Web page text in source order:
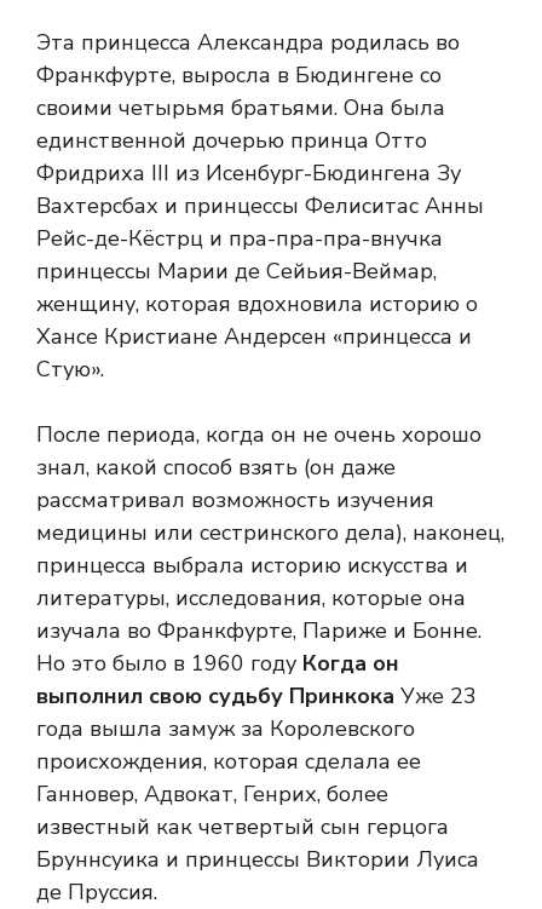
Эта принцесса Александра родилась во
Франкфурте, выросла в Бюдингене со
своими четырьмя братьями. Она была
единственной дочерью принца Отто
Фридриха III из Исенбург-Бюдингена Зу
Вахтерсбах и принцессы Фелиситас Анны
Рейс-де-Кёстрц и пра-пра-пра-внучка
принцессы Марии де Сейьия-Веймар,
женщину, которая вдохновила историю о
Хансе Кристиане Андерсен «принцесса и
Стую».
После периода, когда он не очень хорошо
знал, какой способ взять (он даже
рассматривал возможность изучения
медицины или сестринского дела), наконец,
принцесса выбрала историю искусства и
литературы, исследования, которые она
изучала во Франкфурте, Париже и Бонне.
Но это было в 1960 году Когда он
выполнил свою судьбу Принкока Уже 23
года вышла замуж за Королевского
происхождения, которая сделала ее
Ганновер, Адвокат, Генрих, более
известный как четвертый сын герцога
Бруннсуика и принцессы Виктории Луиса
де Пруссия.